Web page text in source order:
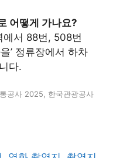
어떻게 가나요?
에서 88번, 508번
’ 정류장에서 하차
다.
공사 2025, 한국관광공사